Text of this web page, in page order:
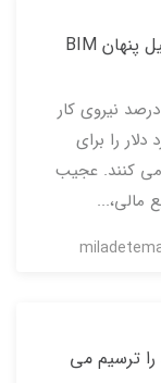
آیا هوش مصنوعی کلید استفاده از پتانسیل پنهان BIM
کارمندان صنعت ساخت هر ساله بیش از ۷ درصد نیروی کار
و بیش از ۱۰ میلیارد دلار را برای
کنند. عجیب
مالی،...
را ترسیم می